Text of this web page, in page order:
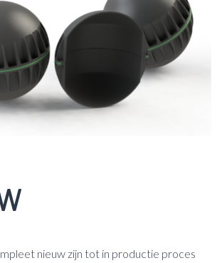
nieuw zijn tot in productie proces